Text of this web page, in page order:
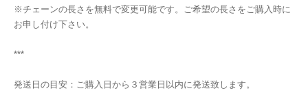
※チェーンの長さを無料で変更可能です。ご希望の長さをご購入時に
お申し付け下さい。
***
発送日の目安：ご購入日から３営業日以内に発送致します。